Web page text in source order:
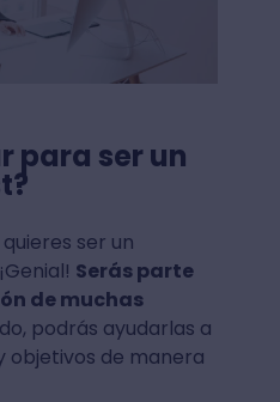
para ser un
ser un
Serás parte
de muchas
podrás ayudarlas a
objetivos de manera